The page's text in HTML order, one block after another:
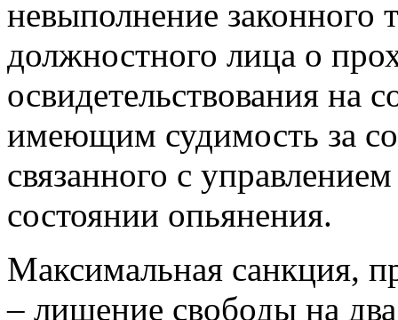
невыполнение законного
должностного лица о
освидетельствования на
имеющим судимость за
связанного с
состоянии опьянения.
Максимальная санкция,
– лишение свободы на